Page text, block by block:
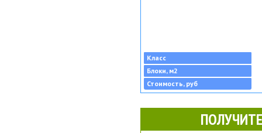
Класс
Блоки, м2
Стоимость, руб